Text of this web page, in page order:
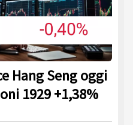
Hang Seng oggi
1929 +1,38%